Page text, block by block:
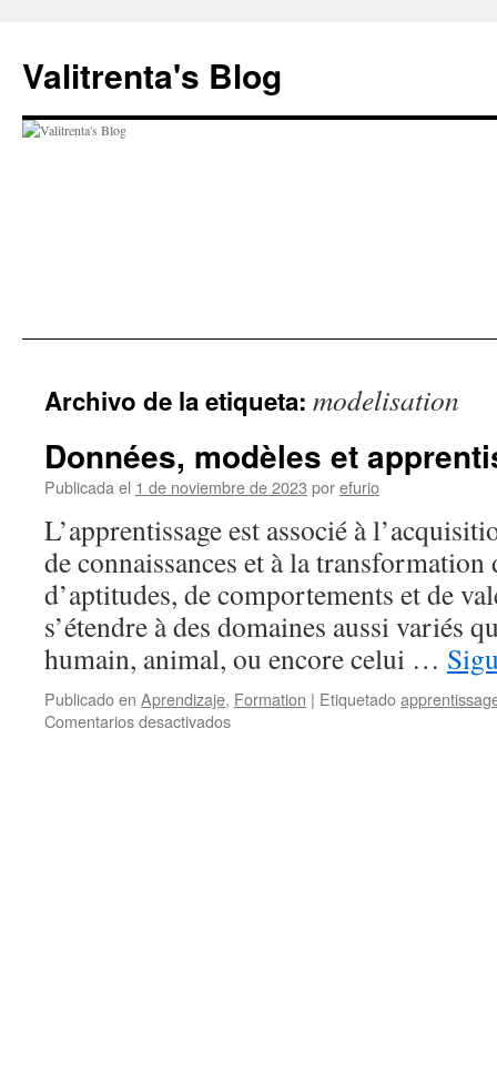
contenido
Valitrenta's Blog
Archivo de la etiqueta: modelisation
Données, modèles et
Publicada el 1 de noviembre de 2023 porefurio
L’apprentissage est associé à
de connaissances et à la transformation
d’aptitudes, de comportements et de
s’étendre à des domaines aussi variés
humain, animal, ou encore celui …
Publicado en Aprendizaje, Formation | Etiquetado
Comentarios desactivados